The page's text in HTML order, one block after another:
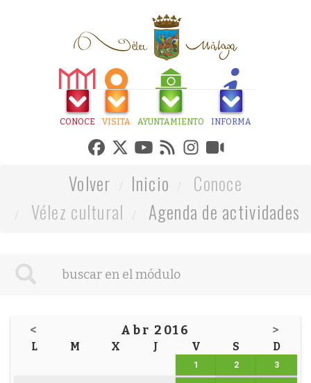
CONOCE VISITA AYUNTAMIENTO INFORMA
Volver Inicio
Conoce
Vélez cultural
Agenda de actividades
< Abr 2016 >
L M X J V S D
1 2 3